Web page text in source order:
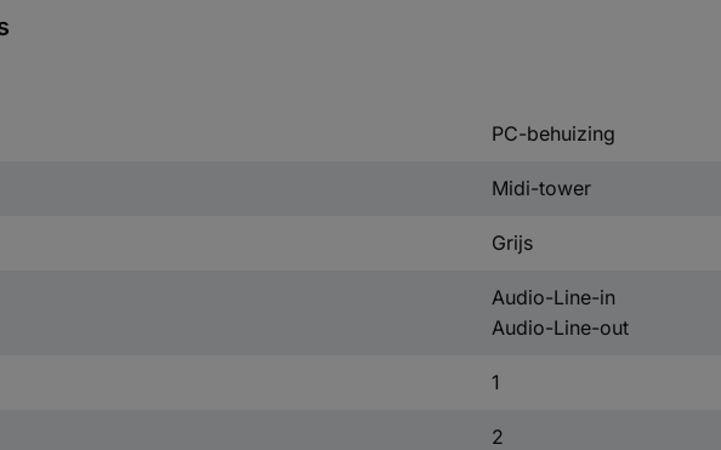
PC-behuizing
Midi-tower
Grijs
Audio-Line-in
Audio-Line-out
1
2